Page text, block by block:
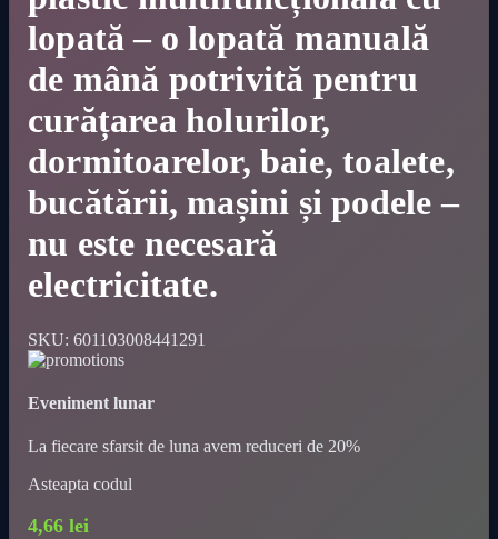
lopată – o lopată manuală
de mână potrivită pentru
curățarea holurilor,
dormitoarelor, baie, toalete,
bucătării, mașini și podele –
nu este necesară
electricitate.
SKU: 601103008441291
Eveniment lunar
La fiecare sfarsit de luna avem reduceri de 20%
Asteapta codul
4,66 lei